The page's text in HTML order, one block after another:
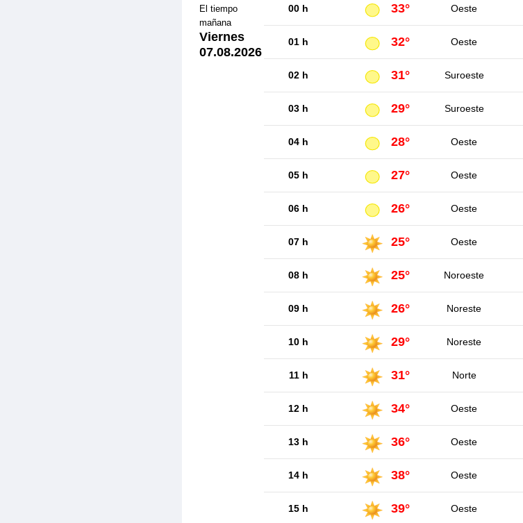
El tiempo
mañana
Viernes
07.08.2026
00 h 33° Oeste
01 h 32° Oeste
02 h 31° Suroeste
03 h 29° Suroeste
04 h 28° Oeste
05 h 27° Oeste
06 h 26° Oeste
07 h 25° Oeste
08 h 25° Noroeste
09 h 26° Noreste
10 h 29° Noreste
11 h 31° Norte
12 h 34° Oeste
13 h 36° Oeste
14 h 38° Oeste
15 h 39° Oeste